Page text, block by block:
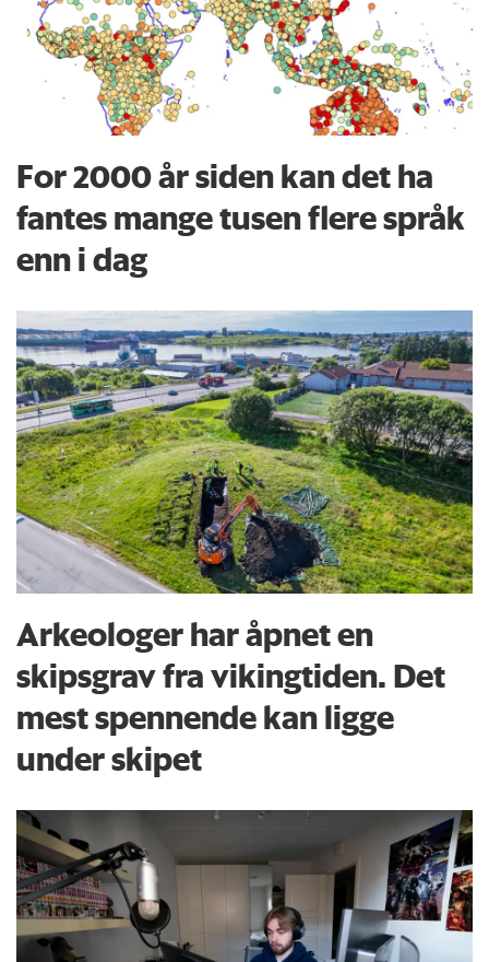
For 2000 år siden kan det ha
fantes mange tusen flere språk
enn i dag
Arkeologer har åpnet en
skipsgrav fra vikingtiden. Det
mest spennende kan ligge
under skipet